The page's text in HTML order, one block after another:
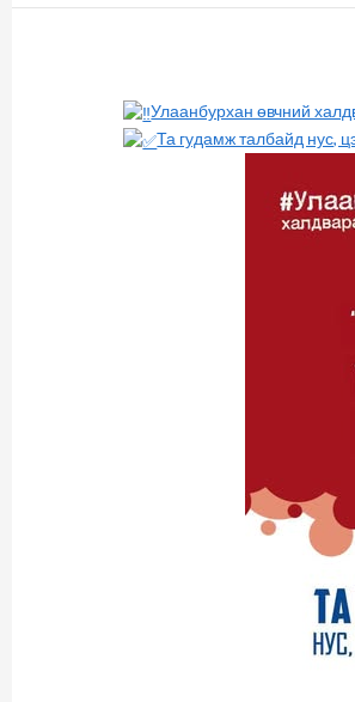
Улаанбурхан өвчний
Та гудамж талбайд нус,